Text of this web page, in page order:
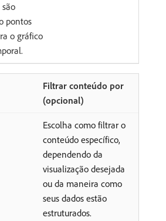
são
pontos
o gráfico
Filtrar conteúdo por
(opcional)
Escolha como filtrar o
conteúdo específico,
dependendo da
visualização desejada
ou da maneira como
seus dados estão
estruturados.